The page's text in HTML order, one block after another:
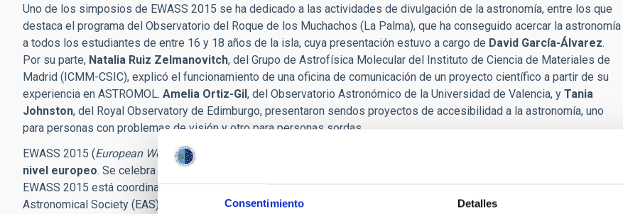
Consentimiento Detalles
Uno de los simposios de EWASS 2015 se ha dedicado a las actividades de divulgación de la astronomía, entre los que
destaca el programa del Observatorio del Roque de los Muchachos (La Palma), que ha conseguido acercar la astronomía
a todos los estudiantes de entre 16 y 18 años de la isla, cuya presentación estuvo a cargo de David García-Álvarez.
Por su parte, Natalia Ruiz Zelmanovitch, del Grupo de Astrofísica Molecular del Instituto de Ciencia de Materiales de
Madrid (ICMM-CSIC), explicó el funcionamiento de una oficina de comunicación de un proyecto científico a partir de su
experiencia en ASTROMOL. Amelia Ortiz-Gil, del Observatorio Astronómico de la Universidad de Valencia, y Tania
Johnston, del Royal Observatory de Edimburgo, presentaron sendos proyectos de accesibilidad a la astronomía, uno
para personas con problemas de visión y otro para personas sordas.
EWASS 2015 (European Week of Astronomy and Space Science
nivel europeo. Se celebra en el Campus de Guajara de la Universidad de La Laguna (Tenerife) del 22 al 26 de junio.
EWASS 2015 está coordinada localmente por el Instituto de Astrofísica de Canarias (IAC) y organizada por la European
Astronomical Society (EAS), en colaboración con la Sociedad Española de Astronomía (SEA), el IAC y la ULL.